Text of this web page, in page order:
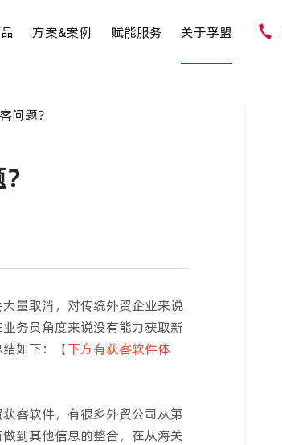
方案&案例 赋能服务 关于孚盟
问题？
量取消，对传统外贸企业来说
务员角度来说没有能力获取新
如下：【下方有获客软件体
客软件，有很多外贸公司从第
到其他信息的整合，在从海关